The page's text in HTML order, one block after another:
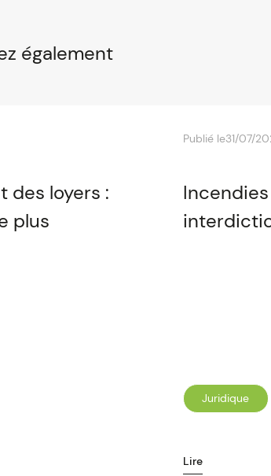
également
des loyers :
plus
Publié le31/07/
Juridique
Lire